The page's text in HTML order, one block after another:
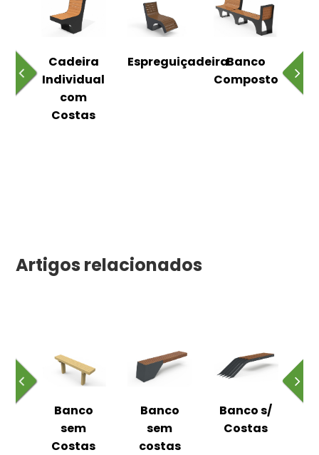
Cadeira
Individual
com
Costas
EspreguiçadeiraBanco
Composto
Artigos relacionados
Banco
sem
Costas
Banco
sem
costas
Banco s/
Costas